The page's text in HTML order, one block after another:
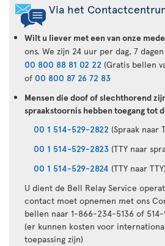
Via het
Wilt u liever met een van onze
ons. We zijn 24 uur per dag, 7
00 800 88 81 02 22 (Gratis bellen
of 00 800 87 26 72 83
Mensen die doof of slechthorend
spraakstoornis hebben toegang tot
00 1 514-529-2822 (Spraak naar
00 1 514-529-2823 (TTY naar
00 1 514-529-2824 (TTY naar TTY)
U dient de Bell Relay Service
contact moet opnemen met ons
bellen naar 1-866-234-5136 of
(er kunnen kosten voor
toepassing zijn)